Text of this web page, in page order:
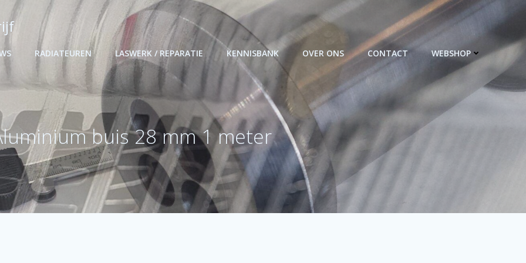
RADIATEUREN LASWERK / REPARATIE KENNISBANK OVER ONS CONTACT WEBSHOP
buis 28 mm 1 meter